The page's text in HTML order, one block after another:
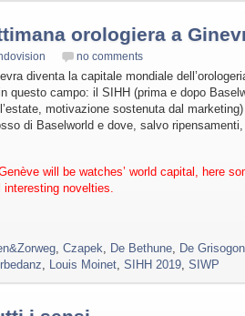
orologiera a
no comments
diventa la capitale mondiale
questo campo: il SIHH (prima e dopo
motivazione sostenuta dal
di Baselworld e dove, salvo
will be watches’ world capital, here
novelties.
Czapek De Bethune De
Louis Moinet SIHH 2019 SIWP